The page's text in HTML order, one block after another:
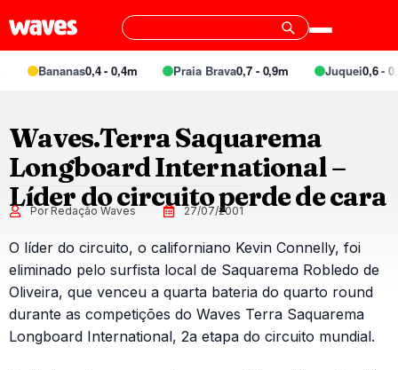
Bananas0,4 - 0,4m Praia Brava0,7 - 0,9m Juquei0,6 -
Waves.Terra Saquarema
Longboard International –
Líder do circuito perde de cara
Por Redação Waves 27/07/2001
O líder do circuito, o californiano Kevin Connelly, foi
eliminado pelo surfista local de Saquarema Robledo de
Oliveira, que venceu a quarta bateria do quarto round
durante as competições do Waves Terra Saquarema
Longboard International, 2a etapa do circuito mundial.